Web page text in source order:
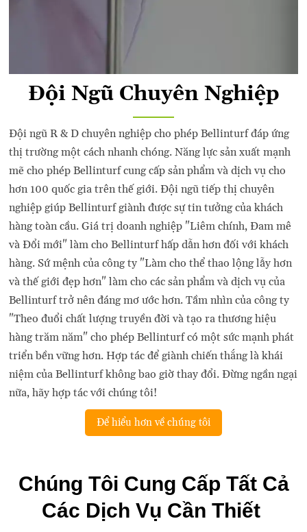
Đội Ngũ Chuyên Nghiệp
Đội ngũ R & D chuyên nghiệp cho phép Bellinturf đáp ứng
thị trường một cách nhanh chóng. Năng lực sản xuất mạnh
mẽ cho phép Bellinturf cung cấp sản phẩm và dịch vụ cho
hơn 100 quốc gia trên thế giới. Đội ngũ tiếp thị chuyên
nghiệp giúp Bellinturf giành được sự tin tưởng của khách
hàng toàn cầu. Giá trị doanh nghiệp "Liêm chính, Đam mê
và Đổi mới" làm cho Bellinturf hấp dẫn hơn đối với khách
hàng. Sứ mệnh của công ty "Làm cho thể thao lộng lẫy hơn
và thế giới đẹp hơn" làm cho các sản phẩm và dịch vụ của
Bellinturf trở nên đáng mơ ước hơn. Tầm nhìn của công ty
"Theo đuổi chất lượng truyền đời và tạo ra thương hiệu
hàng trăm năm" cho phép Bellinturf có một sức mạnh phát
triển bền vững hơn. Hợp tác để giành chiến thắng là khái
niệm của Bellinturf không bao giờ thay đổi. Đừng ngần ngại
nữa, hãy hợp tác với chúng tôi!
Để hiểu hơn về chúng tôi
Chúng Tôi Cung Cấp Tất Cả
Các Dịch Vụ Cần Thiết